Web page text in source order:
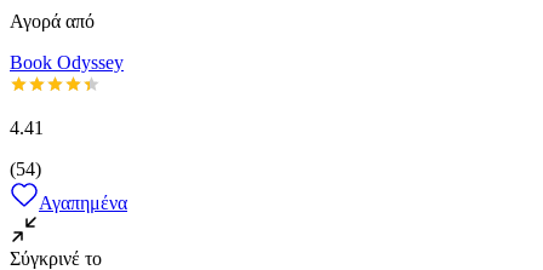
Αγορά από
Book Odyssey
4.41
(54)
Αγαπημένα
Σύγκρινέ το